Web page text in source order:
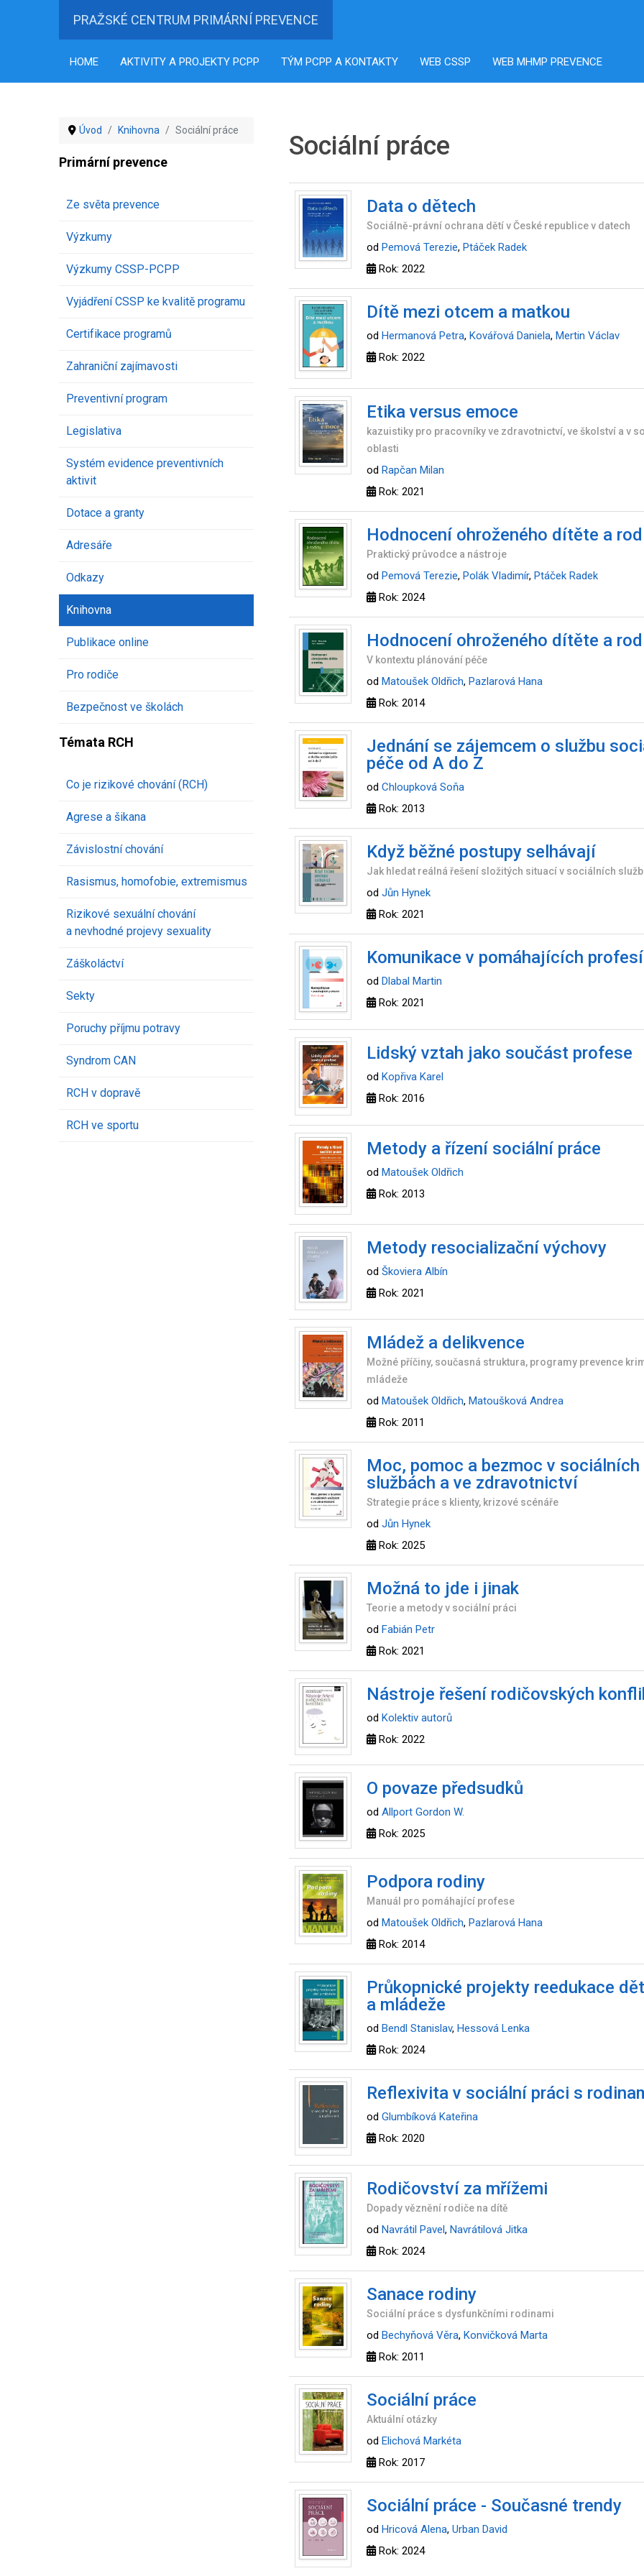
PRAŽSKÉ CENTRUM PRIMÁRNÍ PREVENCE
HOME AKTIVITY A PROJEKTY PCPP TÝM PCPP A KONTAKTY WEB CSSP WEB MHMP PREVENCE
Úvod Knihovna Sociální práce
Primární prevence
Ze světa prevence
Výzkumy
Výzkumy CSSP-PCPP
Vyjádření CSSP ke kvalitě programu
Certifikace programů
Zahraniční zajímavosti
Preventivní program
Legislativa
Systém evidence preventivních
aktivit
Dotace a granty
Adresáře
Odkazy
Knihovna
Publikace online
Pro rodiče
Bezpečnost ve školách
Témata RCH
Co je rizikové chování (RCH)
Agrese a šikana
Závislostní chování
Rasismus, homofobie, extremismus
Rizikové sexuální chování
a nevhodné projevy sexuality
Záškoláctví
Sekty
Poruchy příjmu potravy
Syndrom CAN
RCH v dopravě
RCH ve sportu
Sociální práce
Data o dětech
Sociálně-právní ochrana dětí v České republice v datech
od Pemová Terezie, Ptáček Radek
Rok: 2022
Dítě mezi otcem a matkou
od Hermanová Petra, Kovářová Daniela, Mertin Václav
Rok: 2022
Etika versus emoce
kazuistiky pro pracovníky ve zdravotnictví, ve školství a v
oblasti
od Rapčan Milan
Rok: 2021
Hodnocení ohroženého dítěte a
Praktický průvodce a nástroje
od Pemová Terezie, Polák Vladimír, Ptáček Radek
Rok: 2024
Hodnocení ohroženého dítěte a
V kontextu plánování péče
od Matoušek Oldřich, Pazlarová Hana
Rok: 2014
Jednání se zájemcem o službu
péče od A do Z
odChloupková Soňa
Rok: 2013
Když běžné postupy selhávají
Jak hledat reálná řešení složitých situací v sociálních
odJůn Hynek
Rok: 2021
Komunikace v pomáhajících
od Dlabal Martin
Rok: 2021
Lidský vztah jako součást profese
od Kopřiva Karel
Rok: 2016
Metody a řízení sociální práce
od Matoušek Oldřich
Rok: 2013
Metody resocializační výchovy
odŠkoviera Albín
Rok: 2021
Mládež a delikvence
Možné příčiny, současná struktura, programy prevence
mládeže
od Matoušek Oldřich, Matoušková Andrea
Rok: 2011
Moc, pomoc a bezmoc v sociálních
službách a ve zdravotnictví
Strategie práce s klienty, krizové scénáře
odJůn Hynek
Rok: 2025
Možná to jde i jinak
Teorie a metody v sociální práci
od Fabián Petr
Rok: 2021
Nástroje řešení rodičovských
od Kolektiv autorů
Rok: 2022
O povaze předsudků
odAllport Gordon W.
Rok: 2025
Podpora rodiny
Manuál pro pomáhající profese
od Matoušek Oldřich, Pazlarová Hana
Rok: 2014
Průkopnické projekty reedukace
a mládeže
od Bendl Stanislav, Hessová Lenka
Rok: 2024
Reflexivita v sociální práci s
odGlumbíková Kateřina
Rok: 2020
Rodičovství za mřížemi
Dopady věznění rodiče na dítě
od Navrátil Pavel, Navrátilová Jitka
Rok: 2024
Sanace rodiny
Sociální práce s dysfunkčními rodinami
od Bechyňová Věra, Konvičková Marta
Rok: 2011
Sociální práce
Aktuální otázky
od Elichová Markéta
Rok: 2017
Sociální práce - Současné trendy
od Hricová Alena,Urban David
Rok: 2024